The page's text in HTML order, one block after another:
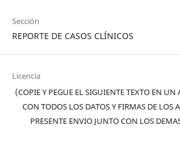
Sección
REPORTE DE CASOS CLÍNICOS
Licencia
(COPIE Y PEGUE EL SIGUIENTE TEXTO EN
CON TODOS LOS DATOS Y FIRMAS DE LOS
PRESENTE ENVIO JUNTO CON LOS